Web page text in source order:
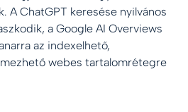
A ChatGPT keresése nyilvános
a Google AI Overviews
az indexelhető,
webes tartalomrétegre